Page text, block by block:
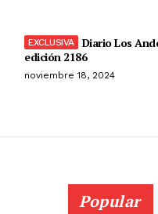
Diario Los
edición 2186
noviembre 18, 2024
Popular